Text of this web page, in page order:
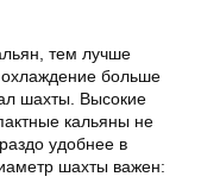
тем лучше
больше
шахты. Высокие
кальяны не
удобнее в
шахты важен: